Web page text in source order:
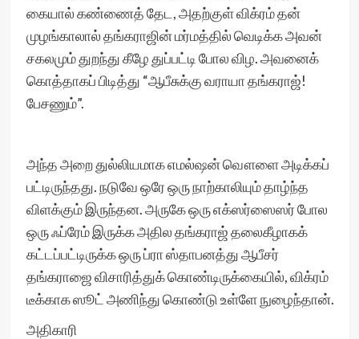
கையால் கண்ணைத் தேட, அதற்குள் விக்ரம் தன்
முழங்காலால் தங்கராஜின் மர்மத்தில் வெடிக்க அவன்
சகலமும் துறந்து கீழே துப்பட்டி போல விழ. அவனைக்
கொத்தாகப் பிடித்து “ஆபீசுக்கு வராயா தங்கராஜ்!
பேசணும்”.
அந்த அறை துல்லியமாக எமல்ஷன் வௌளை அடிக்கப்
பட்டிருந்தது. நடுவே ஒரே ஒரு நாற்காலியும் தாழ்ந்த
விளக்கும் இருந்தன. அருகே ஒரு எக்ஸர்ஸைஸர் போல
ஒரு ஃப்ரேம் இருக்க அதில தங்கராஜ் தலைகீழாகக்
கட்டப்பட்டிருக்க ஒரு ப்ரா ஸ்தாபனத்து ஆபீசர்
தங்கராஜை விசாரித்துக் கொண்டிருக்கையில், விக்ரம்
டீக்காக ஸூட் அணிந்து கொண்டு உள்ளே நுழைந்தான்.
அதிகாரி